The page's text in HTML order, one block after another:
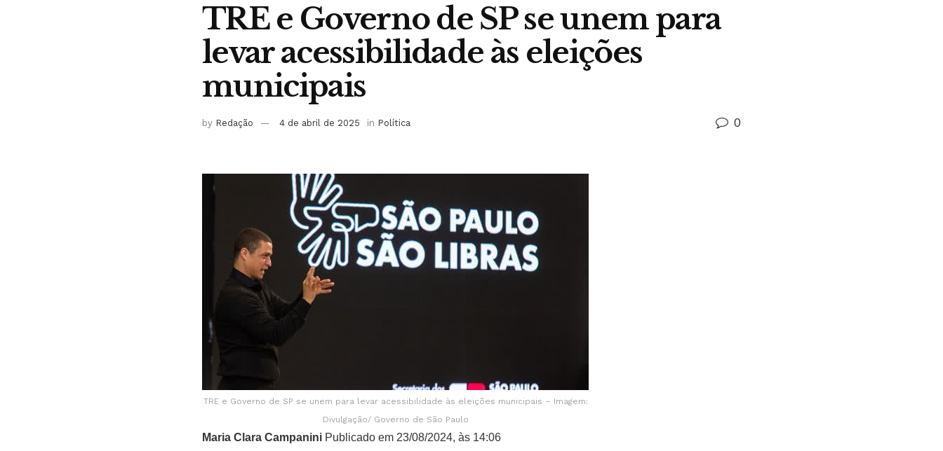
TRE e Governo de SP se unem para
levar acessibilidade às eleições
municipais
by Redação 4 de abril de 2025 in Política 0
TRE e Governo de SP se unem para levar acessibilidade às eleições municipais – Imagem:
Divulgação/ Governo de São Paulo
Maria Clara Campanini Publicado em 23/08/2024, às 14:06